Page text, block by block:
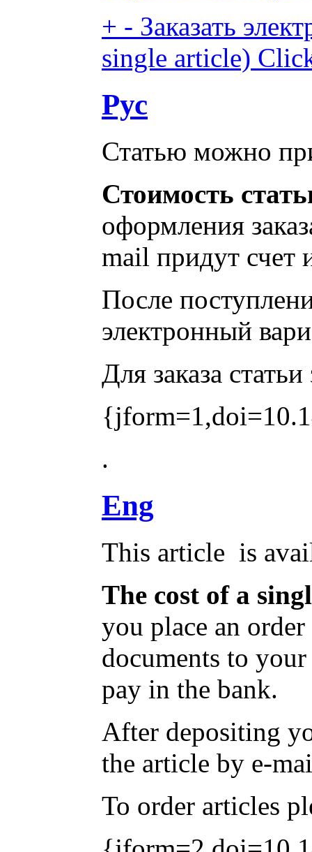
+ - Заказать
single article)
Рус
Статью можно
Стоимость
оформления
mail придут счет
После
электронный
Для заказа
.
Eng
This article is
The cost of a
you place an
documents to
pay in the bank.
After depositing
the article by e-
To order articles